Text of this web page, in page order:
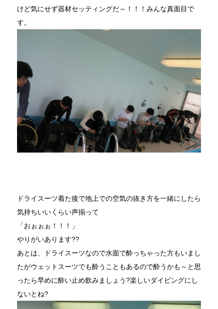
けど気にせず器材セッティングだ～！！！みんな真面目で
す。
ドライスーツ着た後で地上での空気の抜き方を一緒にしたら
気持ちいいくらい声揃って
「おぉぉぉ！！！」
やりがいあります??
あとは、ドライスーツなので水面で酔っちゃった方もいまし
たがウェットスーツでも酔うこともあるので酔うかも～と思
ったら早めに酔い止め飲みましょう?楽しいダイビングにし
ないとね?